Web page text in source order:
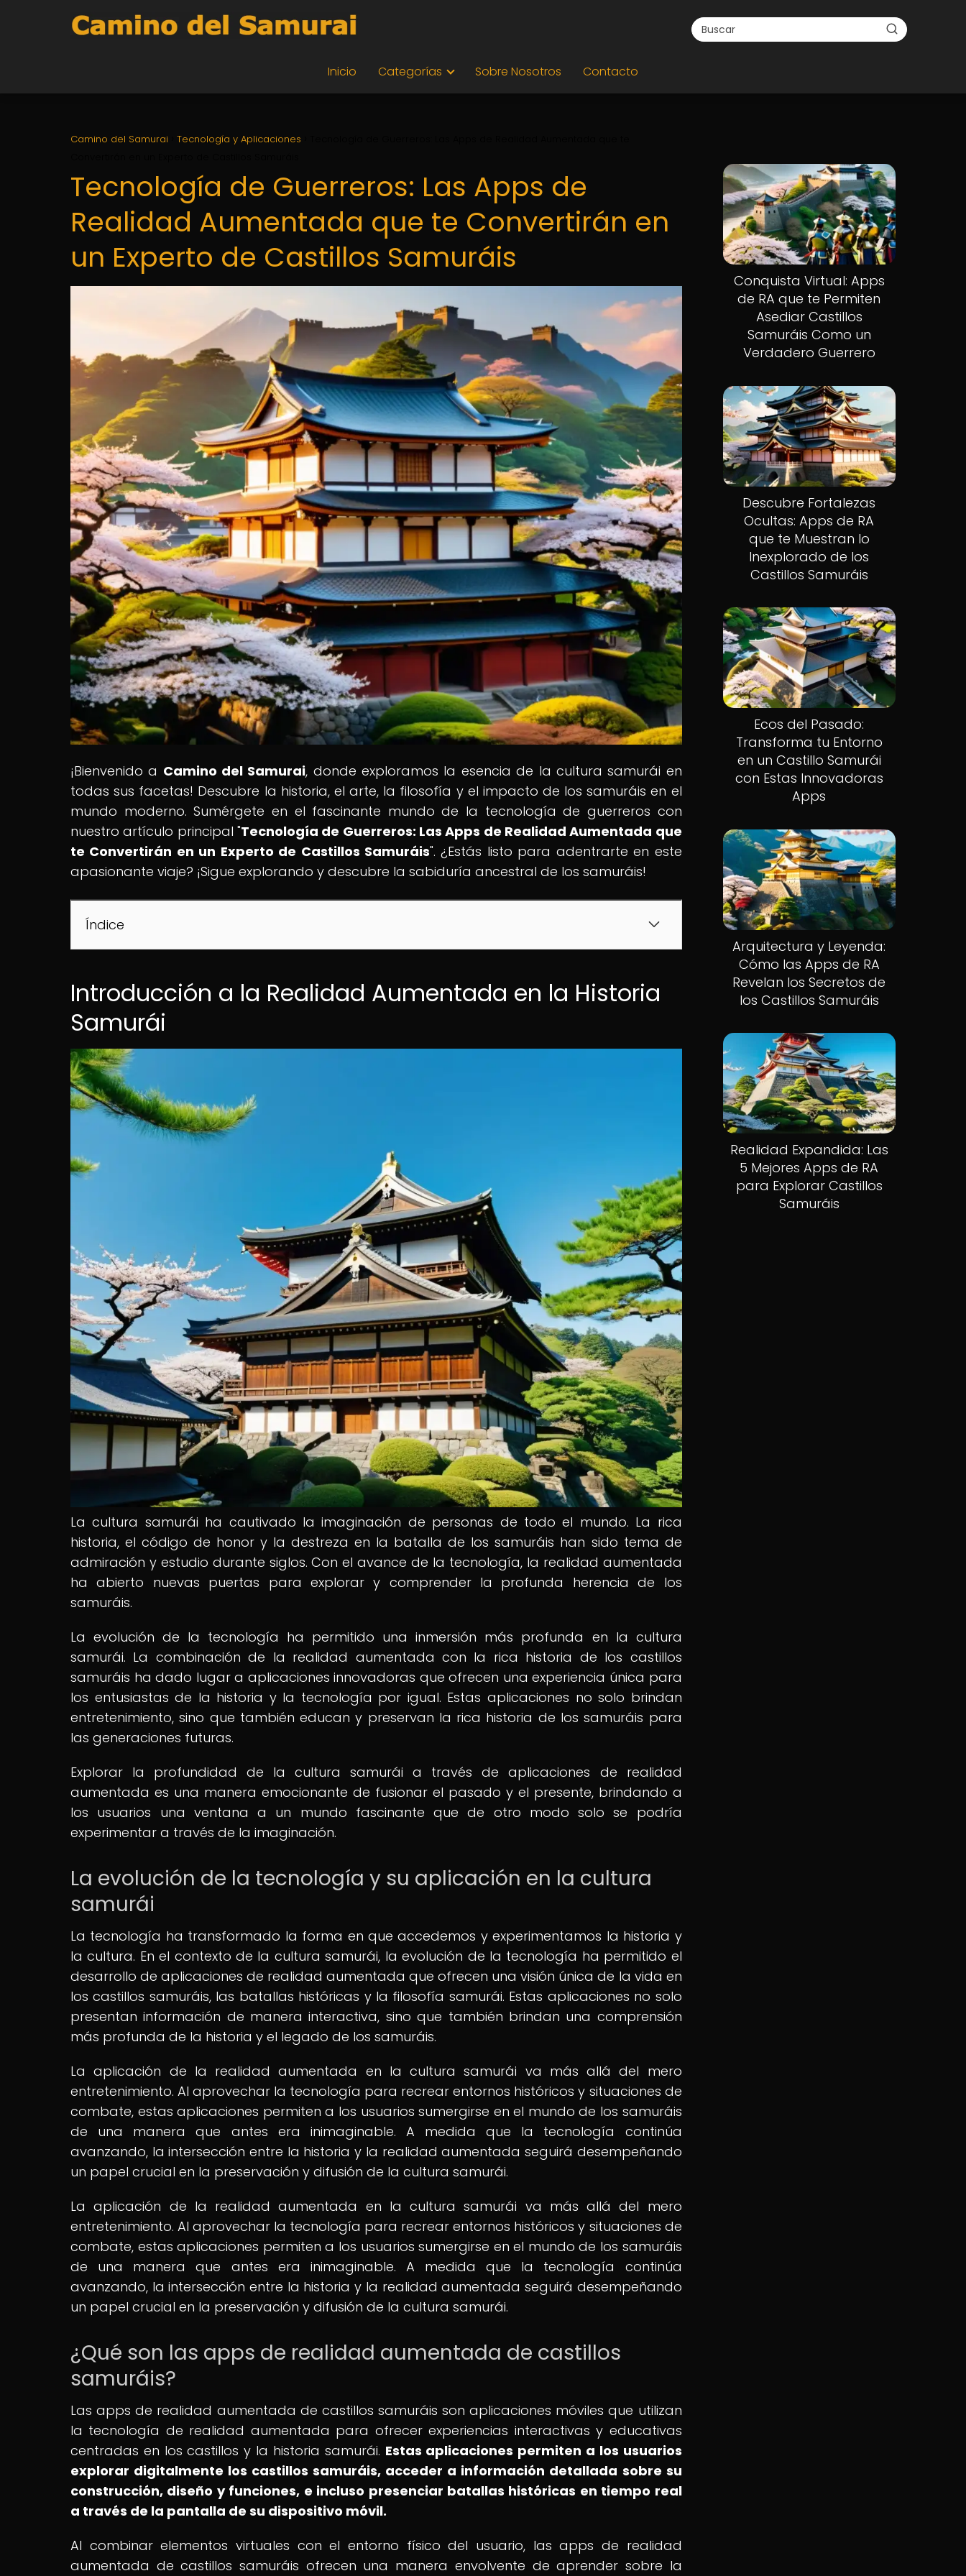
Inicio Categorías Sobre Nosotros Contacto
Camino del Samurai Tecnología y Aplicaciones
Tecnología de Guerreros: Las Apps de
Realidad Aumentada que te Convertirán en
un Experto de Castillos Samuráis
¡Bienvenido a Camino del Samurai, donde exploramos la esencia de la cultura samurái en
todas sus facetas! Descubre la historia, el arte, la filosofía y el impacto de los samuráis en el
mundo moderno. Sumérgete en el fascinante mundo de la tecnología de guerreros con
nuestro artículo principal "Tecnología de Guerreros: Las Apps de Realidad Aumentada que
te Convertirán en un Experto de Castillos Samuráis". ¿Estás listo para adentrarte en este
apasionante viaje? ¡Sigue explorando y descubre la sabiduría ancestral de los samuráis!
Índice
Introducción a la Realidad Aumentada en la Historia
Samurái
La cultura samurái ha cautivado la imaginación de personas de todo el mundo. La rica
historia, el código de honor y la destreza en la batalla de los samuráis han sido tema de
admiración y estudio durante siglos. Con el avance de la tecnología, la realidad aumentada
ha abierto nuevas puertas para explorar y comprender la profunda herencia de los
samuráis.
La evolución de la tecnología ha permitido una inmersión más profunda en la cultura
samurái. La combinación de la realidad aumentada con la rica historia de los castillos
samuráis ha dado lugar a aplicaciones innovadoras que ofrecen una experiencia única para
los entusiastas de la historia y la tecnología por igual. Estas aplicaciones no solo brindan
entretenimiento, sino que también educan y preservan la rica historia de los samuráis para
las generaciones futuras.
Explorar la profundidad de la cultura samurái a través de aplicaciones de realidad
aumentada es una manera emocionante de fusionar el pasado y el presente, brindando a
los usuarios una ventana a un mundo fascinante que de otro modo solo se podría
experimentar a través de la imaginación.
La evolución de la tecnología y su aplicación en la cultura
samurái
La tecnología ha transformado la forma en que accedemos y experimentamos la historia y
la cultura. En el contexto de la cultura samurái, la evolución de la tecnología ha permitido el
desarrollo de aplicaciones de realidad aumentada que ofrecen una visión única de la vida en
los castillos samuráis, las batallas históricas y la filosofía samurái. Estas aplicaciones no solo
presentan información de manera interactiva, sino que también brindan una comprensión
más profunda de la historia y el legado de los samuráis.
La aplicación de la realidad aumentada en la cultura samurái va más allá del mero
entretenimiento. Al aprovechar la tecnología para recrear entornos históricos y situaciones de
combate, estas aplicaciones permiten a los usuarios sumergirse en el mundo de los samuráis
de una manera que antes era inimaginable. A medida que la tecnología continúa
avanzando, la intersección entre la historia y la realidad aumentada seguirá desempeñando
un papel crucial en la preservación y difusión de la cultura samurái.
La aplicación de la realidad aumentada en la cultura samurái va más allá del mero
entretenimiento. Al aprovechar la tecnología para recrear entornos históricos y situaciones de
combate, estas aplicaciones permiten a los usuarios sumergirse en el mundo de los samuráis
de una manera que antes era inimaginable. A medida que la tecnología continúa
avanzando, la intersección entre la historia y la realidad aumentada seguirá desempeñando
un papel crucial en la preservación y difusión de la cultura samurái.
¿Qué son las apps de realidad aumentada de castillos
samuráis?
Las apps de realidad aumentada de castillos samuráis son aplicaciones móviles que utilizan
la tecnología de realidad aumentada para ofrecer experiencias interactivas y educativas
centradas en los castillos y la historia samurái. Estas aplicaciones permiten a los usuarios
explorar digitalmente los castillos samuráis, acceder a información detallada sobre su
construcción, diseño y funciones, e incluso presenciar batallas históricas en tiempo real
a través de la pantalla de su dispositivo móvil.
Al combinar elementos virtuales con el entorno físico del usuario, las apps de realidad
aumentada de castillos samuráis ofrecen una manera envolvente de aprender sobre la
Conquista Virtual: Apps
de RA que te Permiten
Asediar Castillos
Samuráis Como un
Verdadero Guerrero
Descubre Fortalezas
Ocultas: Apps de RA
que te Muestran lo
Inexplorado de los
Castillos Samuráis
Ecos del Pasado:
Transforma tu Entorno
en un Castillo Samurái
con Estas Innovadoras
Apps
Arquitectura y Leyenda:
Cómo las Apps de RA
Revelan los Secretos de
los Castillos Samuráis
Realidad Expandida: Las
5 Mejores Apps de RA
para Explorar Castillos
Samuráis